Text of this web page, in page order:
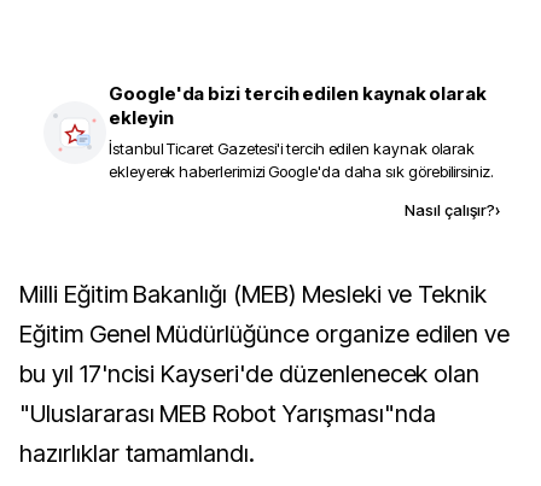
Google'da bizi tercih edilen kaynak olarak
ekleyin
İstanbul Ticaret Gazetesi'i tercih edilen kaynak olarak
ekleyerek haberlerimizi Google'da daha sık görebilirsiniz.
Nasıl çalışır?›
Milli Eğitim Bakanlığı (MEB) Mesleki ve Teknik
Eğitim Genel Müdürlüğünce organize edilen ve
bu yıl 17'ncisi Kayseri'de düzenlenecek olan
"Uluslararası MEB Robot Yarışması"nda
hazırlıklar tamamlandı.